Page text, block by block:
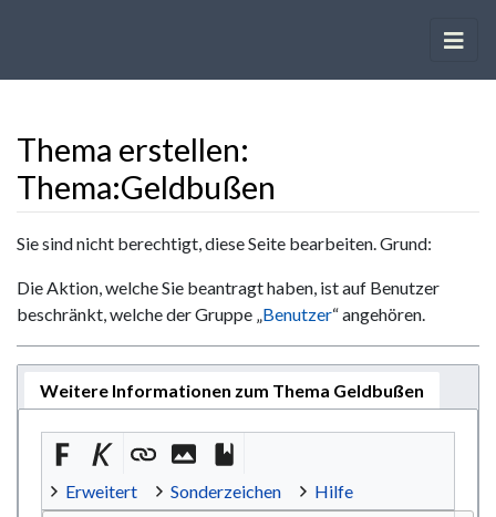
Thema erstellen:
Thema:Geldbußen
Wechseln zu: Navigation ,Suche
Sie sind nicht berechtigt, diese Seite bearbeiten. Grund:
Die Aktion, welche Sie beantragt haben, ist auf Benutzer
beschränkt, welche der Gruppe „Benutzer“ angehören.
Weitere Informationen zum Thema Geldbußen
Erweitert Sonderzeichen Hilfe